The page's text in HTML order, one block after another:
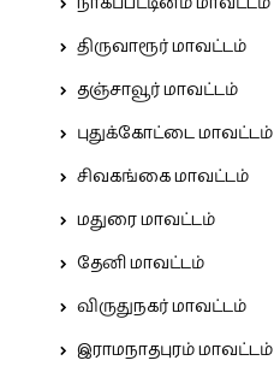
திருவாரூர் மாவட்டம்
தஞ்சாவூர் மாவட்டம்
புதுக்கோட்டை மாவட்டம்
சிவகங்கை மாவட்டம்
மதுரை மாவட்டம்
தேனி மாவட்டம்
விருதுநகர் மாவட்டம்
இராமநாதபுரம் மாவட்டம்